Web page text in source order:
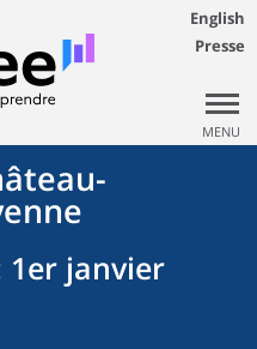
English
Presse
MENU
1er janvier